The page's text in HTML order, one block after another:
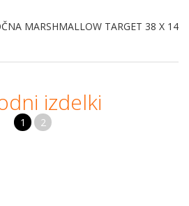
MARSHMALLOW TARGET 38 X 14
izdelki
1 2